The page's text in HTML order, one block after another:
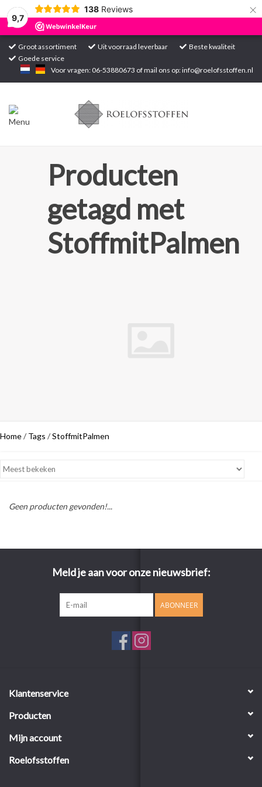
9,7
138 Reviews ×
Groot assortiment Uit voorraad leverbaar
Beste kwaliteit
Goede service
Voor vragen: 06-53880673 of mail ons op:info@roelofsstoffen.nl
Home
Producten
getagd met
StoffmitPalmen
Home/ Tags /StoffmitPalmen
Geen producten gevonden!...
Meld je aan voor onze nieuwsbrief:
ABONNEER
Klantenservice
Producten
Mijn account
Roelofsstoffen